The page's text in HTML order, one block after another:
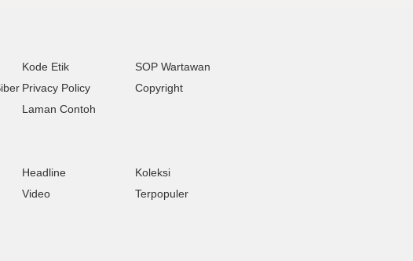
Kode Etik
SOP Wartawan
Privacy Policy
Copyright
Laman Contoh
Headline
Koleksi
Video
Terpopuler